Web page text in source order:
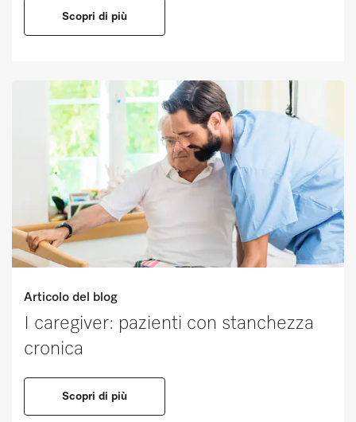
Scopri di più
Articolo del blog
I caregiver: pazienti con stanchezza
cronica
Scopri di più